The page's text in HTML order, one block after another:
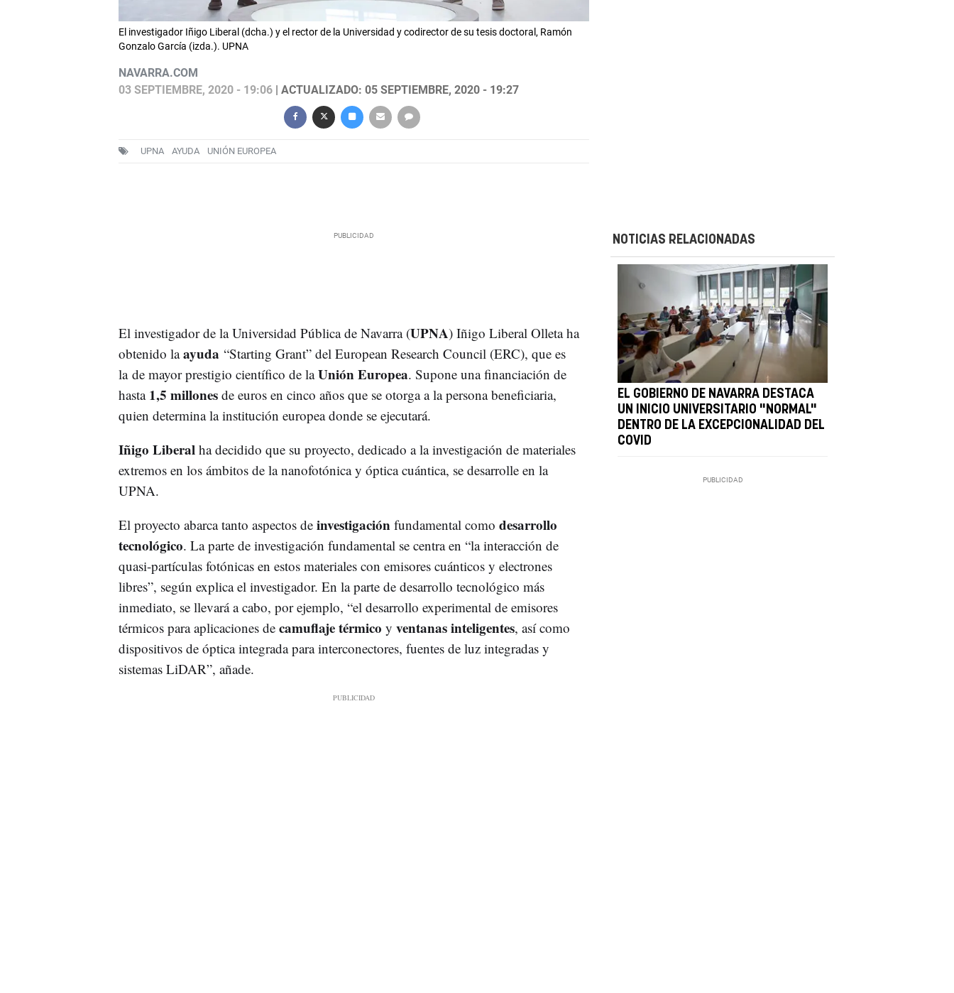
El investigador Iñigo Liberal (dcha.) y el rector de la Universidad y codirector de su tesis doctoral, Ramón
Gonzalo García (izda.). UPNA
NAVARRA.COM
03 SEPTIEMBRE, 2020 - 19:06| ACTUALIZADO: 05 SEPTIEMBRE, 2020 - 19:27
UPNA AYUDA UNIÓN EUROPEA
El investigador de la Universidad Pública de Navarra (UPNA) Iñigo Liberal Olleta ha
obtenido laayuda “Starting Grant” del European Research Council (ERC), que es
la de mayor prestigio científico de laUnión Europea. Supone una financiación de
hasta 1,5 millones de euros en cinco años que se otorga a la persona beneficiaria,
quien determina la institución europea donde se ejecutará.
Iñigo Liberal ha decidido que su proyecto, dedicado a la investigación de materiales
extremos en los ámbitos de la nanofotónica y óptica cuántica, se desarrolle en la
UPNA.
El proyecto abarca tanto aspectos de investigación fundamental como desarrollo
tecnológico. La parte de investigación fundamental se centra en “la interacción de
quasi-partículas fotónicas en estos materiales con emisores cuánticos y electrones
libres”, según explica el investigador. En la parte de desarrollo tecnológico más
inmediato, se llevará a cabo, por ejemplo, “el desarrollo experimental de emisores
térmicos para aplicaciones de camuflaje térmico y ventanas inteligentes, así como
dispositivos de óptica integrada para interconectores, fuentes de luz integradas y
sistemas LiDAR”, añade.
NOTICIAS RELACIONADAS
EL GOBIERNO DE NAVARRA DESTACA
UN INICIO UNIVERSITARIO "NORMAL"
DENTRO DE LA EXCEPCIONALIDAD DEL
COVID